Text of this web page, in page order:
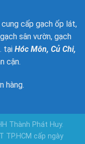
cấp gạch ốp lát,
sân vườn, gạch
tại Hóc Môn, Củ Chi,
cận.
hàng.
Thành Phát Huy.
TP.HCM cấp ngày